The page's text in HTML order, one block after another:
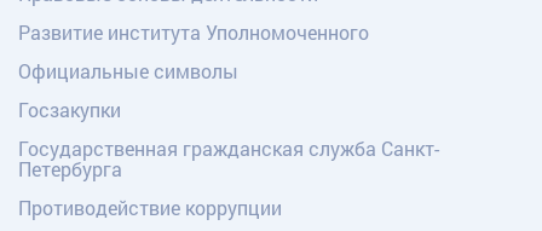
Развитие института Уполномоченного
Официальные символы
Госзакупки
Государственная гражданская служба Санкт-
Петербурга
Противодействие коррупции